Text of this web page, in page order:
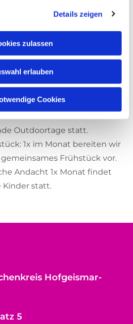
Details zeigen
zulassen
erlauben
Cookies
Angebote
Fachkraft bietet 1x
an.
Outdoortage statt.
1x im Monat bereiten wir
Frühstück vor.
Andacht 1x Monat findet
Kinder statt.
Hofgeismar-
5